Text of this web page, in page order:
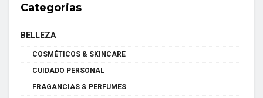
Categorias
BELLEZA
COSMÉTICOS & SKINCARE
CUIDADO PERSONAL
FRAGANCIAS & PERFUMES